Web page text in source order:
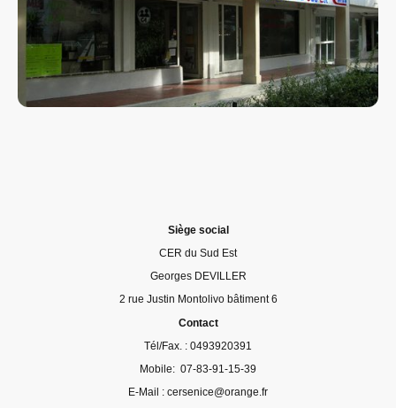
Siège social
CER du Sud Est
Georges DEVILLER
2 rue Justin Montolivo bâtiment 6
Contact
Tél/Fax. : 0493920391
Mobile: 07-83-91-15-39
E-Mail : cersenice@orange.fr